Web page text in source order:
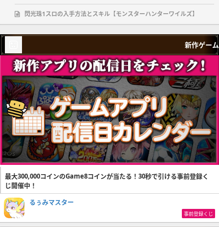
閃光珠1スロの入手方法とスキル【モンスターハンターワイルズ】
新作ゲーム
最大300,000コインのGame8コインが当たる！30秒で引ける事前登録く
じ開催中！
るぅみマスター
事前登録くじ